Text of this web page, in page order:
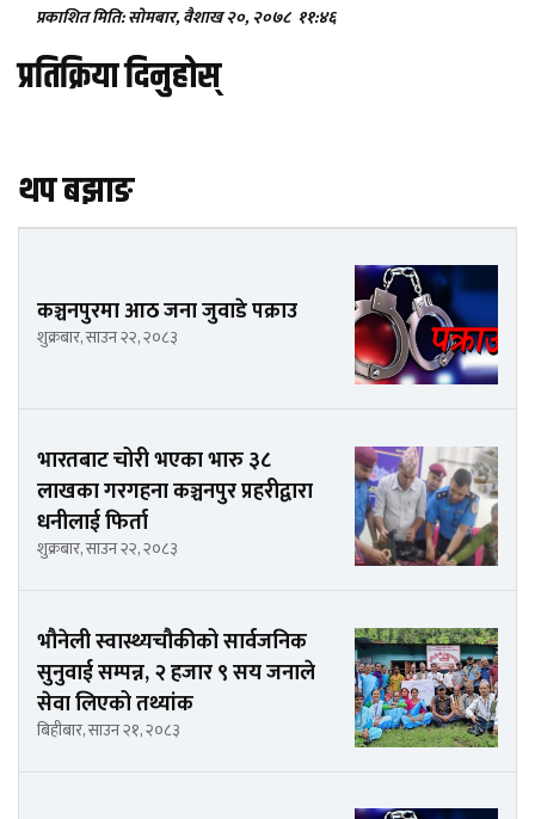
प्रकाशित मिति: सोमबार, वैशाख २०, २०७८ ११:४६
प्रतिक्रिया दिनुहोस्
थप बझाङ
कञ्चनपुरमा आठ जना जुवाडे पक्राउ
शुक्रबार, साउन २२, २०८३
भारतबाट चोरी भएका भारु ३८
लाखका गरगहना कञ्चनपुर प्रहरीद्वारा
धनीलाई फिर्ता
शुक्रबार, साउन २२, २०८३
भौनेली स्वास्थ्यचौकीको सार्वजनिक
सुनुवाई सम्पन्न, २ हजार ९ सय जनाले
सेवा लिएको तथ्यांक
बिहीबार, साउन २१, २०८३